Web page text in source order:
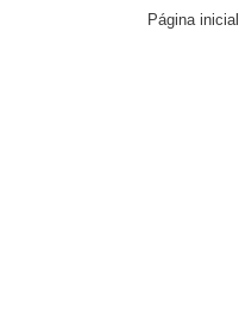
Página inicial